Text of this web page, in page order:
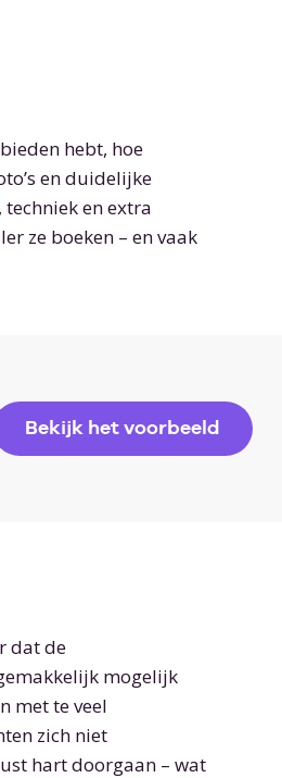
hebt, hoe
en duidelijke
en extra
ze boeken – en vaak
Bekijk het voorbeeld
dat de
mogelijk
met te veel
zich niet
hart doorgaan – wat